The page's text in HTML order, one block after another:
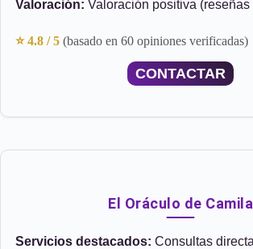
Valoración: Valoración positiva
⭐ 4.8 / 5 (basado en 60 opiniones verificadas)
CONTACTAR
El Oráculo de Camila
Servicios destacados: Consultas